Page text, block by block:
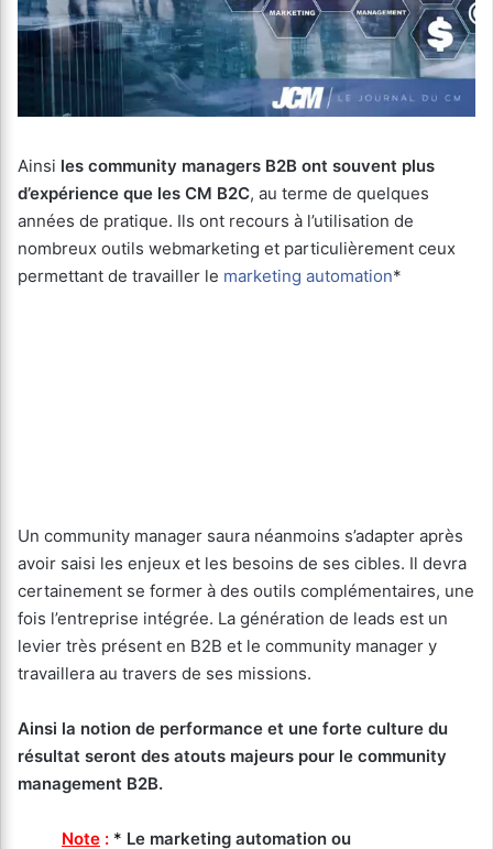
Ainsi les community managers B2B ont souvent plus
d’expérience que les CM B2C, au terme de quelques
années de pratique. Ils ont recours à l’utilisation de
nombreux outils webmarketing et particulièrement ceux
permettant de travailler le marketing automation*
Un community manager saura néanmoins s’adapter après
avoir saisi les enjeux et les besoins de ses cibles. Il devra
certainement se former à des outils complémentaires, une
fois l’entreprise intégrée. La génération de leads est un
levier très présent en B2B et le community manager y
travaillera au travers de ses missions.
Ainsi la notion de performance et une forte culture du
résultat seront des atouts majeurs pour le community
management B2B.
Note : * Le marketing automation ou